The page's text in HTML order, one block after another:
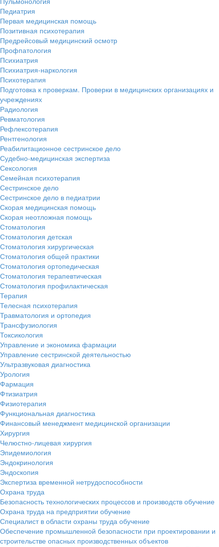
Педиатрия
Первая медицинская помощь
Позитивная психотерапия
Предрейсовый медицинский осмотр
Профпатология
Психиатрия
Психиатрия-наркология
Психотерапия
Подготовка к проверкам. Проверки в медицинских организациях и
учреждениях
Радиология
Ревматология
Рефлексотерапия
Рентгенология
Реабилитационное сестринское дело
Судебно-медицинская экспертиза
Сексология
Семейная психотерапия
Сестринское дело
Сестринское дело в педиатрии
Скорая медицинская помощь
Скорая неотложная помощь
Стоматология
Стоматология детская
Стоматология хирургическая
Стоматология общей практики
Стоматология ортопедическая
Стоматология терапевтическая
Стоматология профилактическая
Терапия
Телесная психотерапия
Травматология и ортопедия
Трансфузиология
Токсикология
Управление и экономика фармации
Управление сестринской деятельностью
Ультразвуковая диагностика
Урология
Фармация
Фтизиатрия
Физиотерапия
Функциональная диагностика
Финансовый менеджмент медицинской организации
Хирургия
Челюстно-лицевая хирургия
Эпидемиология
Эндокринология
Эндоскопия
Экспертиза временной нетрудоспособности
Охрана труда
Безопасность технологических процессов и производств обучение
Охрана труда на предприятии обучение
Специалист в области охраны труда обучение
Обеспечение промышленной безопасности при проектировании и
строительстве опасных производственных объектов